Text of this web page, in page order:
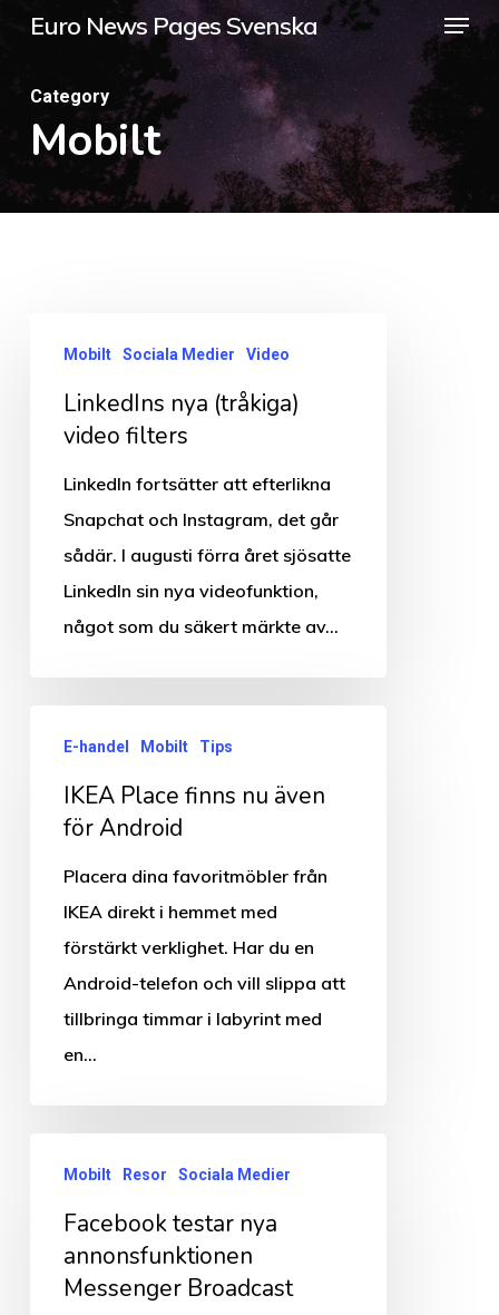
Skip
main
content
Euro News Pages Svenska Menu
Category
Mobilt
(tråkiga)
video
Mobilt Sociala Medier Video
LinkedIns nya (tråkiga)
video filters
LinkedIn fortsätter att efterlikna
Snapchat och Instagram, det går
sådär. I augusti förra året sjösatte
LinkedIn sin nya videofunktion,
något som du säkert märkte av…
Place
finns
E-handel Mobilt Tips
IKEA Place finns nu även
för Android
Placera dina favoritmöbler från
IKEA direkt i hemmet med
förstärkt verklighet. Har du en
Android-telefon och vill slippa att
tillbringa timmar i labyrint med
en…
testar
annonsfunktionen
Messenger
Mobilt Resor Sociala Medier
Facebook testar nya
annonsfunktionen
Messenger Broadcast
Menu